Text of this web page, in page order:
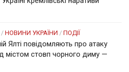
/ НОВИНИ УКРАЇНИ / ПОДІЇ
Ялті повідомляють про атаку
містом стовп чорного диму —